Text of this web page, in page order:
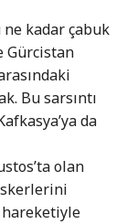
ne kadar çabuk
Gürcistan
Bu sarsıntı
da
olan
hareketiyle